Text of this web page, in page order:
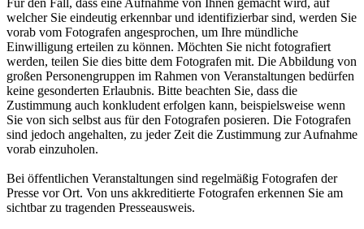
Für den Fall, dass eine Aufnahme von Ihnen gemacht wird, auf
welcher Sie eindeutig erkennbar und identifizierbar sind, werden Sie
vorab vom Fotografen angesprochen, um Ihre mündliche
Einwilligung erteilen zu können. Möchten Sie nicht fotografiert
werden, teilen Sie dies bitte dem Fotografen mit. Die Abbildung von
großen Personengruppen im Rahmen von Veranstaltungen bedürfen
keine gesonderten Erlaubnis. Bitte beachten Sie, dass die
Zustimmung auch konkludent erfolgen kann, beispielsweise wenn
Sie von sich selbst aus für den Fotografen posieren. Die Fotografen
sind jedoch angehalten, zu jeder Zeit die Zustimmung zur Aufnahme
vorab einzuholen.
Bei öffentlichen Veranstaltungen sind regelmäßig Fotografen der
Presse vor Ort. Von uns akkreditierte Fotografen erkennen Sie am
sichtbar zu tragenden Presseausweis.